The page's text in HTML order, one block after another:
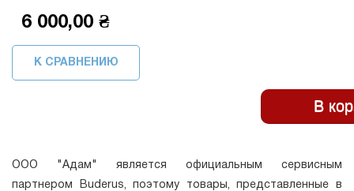
6 000,00 ₴
К СРАВНЕНИЮ
ООО "Адам" является официальным сервисным
партнером Buderus, поэтому товары, представленные в